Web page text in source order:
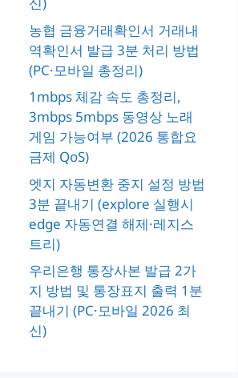
농협 금융거래확인서 거래내
역확인서 발급 3분 처리 방법
(PC·모바일 총정리)
1mbps 체감 속도 총정리,
3mbps 5mbps 동영상 노래
게임 가능여부 (2026 통합요
금제 QoS)
엣지 자동변환 중지 설정 방법
3분 끝내기 (explore 실행시
edge 자동연결 해제·레지스
트리)
우리은행 통장사본 발급 2가
지 방법 및 통장표지 출력 1분
끝내기 (PC·모바일 2026 최
신)